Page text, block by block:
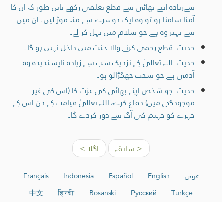
سےزیادہ اپنے بھائی سے قطعِ تعلقی رکھے بایں طور کہ ان کا
آمنا سامنا ہو تو وہ ایک دوسرے سے منہ موڑ لیں۔ ان میں
سے بہتر وہ ہے جو سلام میں پہل کر لے۔
حدیث: قطع رحمی کرنے والا جنت میں داخل نہیں ہو گا۔
حدیث: اللہ تعالیٰ کے نزدیک سب سے زیادہ ناپسنديده وہ
آدمی ہے جو سخت جھگڑالو ہو۔
حدیث: جو شخص اپنے بھائی کی عزت کا (اس کی غیر
موجودگی میں) دفاع کرے، اللہ تعالیٰ قیامت کے دن اس کے
چہرے کو جہنم کی آگ سے دور کردے گا۔
< سابقہ اگلا >
عربي English
Español
Indonesia
Français
Türkçe
Русский
Bosanski
हिन्दी
中文